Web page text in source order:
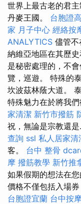
世界上最古老的君
丹麥王國。 台胞證
家 月子中心 經絡按
ANALYTICS 儘管
納維亞地區在其歷
是秘密處理的，不
覽，巡遊。 特殊的
坎波茲林蔭大道。
特殊魅力在於將我
家清潔 新竹市撥筋
祝，無論是宗教還是
查詢 ssl 私人居家清
客。 台中 整骨
摩 撥筋教學 新竹推
如果假期的想法在
價格不僅包括入場
台胞證宜蘭 台中按